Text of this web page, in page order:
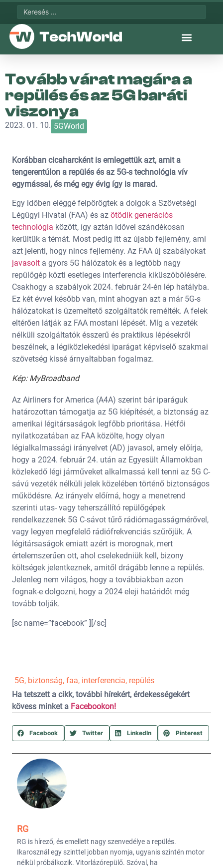
Tovább várat magára a
repülés és az 5G baráti
viszonya
2023. 01. 10. 5GWorld
Korábban cicaharcként is emlegettük azt, amit a
tengerentúlon a repülés és az 5G-s technológia vív
egymással, és még egy évig így is marad.
Egy időben eléggé felpörögtek a dolgok a Szövetségi
Légügyi Hivatal (FAA) és az ötödik generációs
technológia között, így aztán idővel szándékosan
kerültük a témát. Most pedig itt az újabb fejlemény, ami
azt jelenti, hogy nincs fejlemény. Az FAA új szabályokat
javasolt a gyors 5G hálózatok és a legtöbb nagy
repülőgép közti esetleges interferencia kiküszöbölésére.
Csakhogy a szabályok 2024. február 24-én lép hatályba.
Ez két évvel később van, mint ahogyan azt a már 5G-s
hálózatokat is üzemeltető szolgáltatók remélték. A felek
eltérően látják az FAA mostani lépését. Míg a vezeték
nélküli szolgáltatók ésszerű és praktikus lépésekről
beszélnek, a légiközlekedési iparágat képviselő szakmai
szövetség kissé árnyaltabban fogalmaz.
Kép: MyBroadband
Az Airliners for America (A4A) szerint bár iparáguk
határozottan támogatja az 5G kiépítését, a biztonság az
amerikai légitársaságok legfőbb prioritása. Hétfői
nyilatkozatában az FAA közölte, hogy olyan
légialkalmassági irányelvet (AD) javasol, amely előírja,
hogy a 2024. február 24. után az Egyesült Államokban
közlekedő légi járműveket alkalmassá kell tenni az 5G C-
sávú vezeték nélküli jelek közelében történő biztonságos
működésre. Az irányelv előírná, hogy a menetrend
szerinti utas- vagy teherszállító repülőgépek
rendelkezzenek 5G C-sávot tűrő rádiómagasságmérővel,
vagy legyen megfelelő rádiófrekvenciás szűrőjük. A
légitársaságok emiatt azért is morognak, mert
értelemszerűen ott, ahol cselekedniük kell, bizony
költségek jelentkeznek, amitől drágább lenne a repülés.
Jelenleg nem világos, hogy a továbbiakban azon
fognak-e dolgozni, hogy a 2024 eleji határidőt még
tovább tolják.
[sc name=”facebook” ][/sc]
5G, biztonság, faa, interferencia, repülés
Ha tetszett a cikk, további hírekért, érdekességekért
kövess minket a Facebookon!
Facebook Twitter LinkedIn Pinterest
RG
RG is hírező, és emellett nagy szenvedélye a repülés.
Ikarosznál egy szinttel jobban nyomja, ugyanis szintén motor
nélkül próbálkozik. Vitorlázórepülő. Szóval, ha